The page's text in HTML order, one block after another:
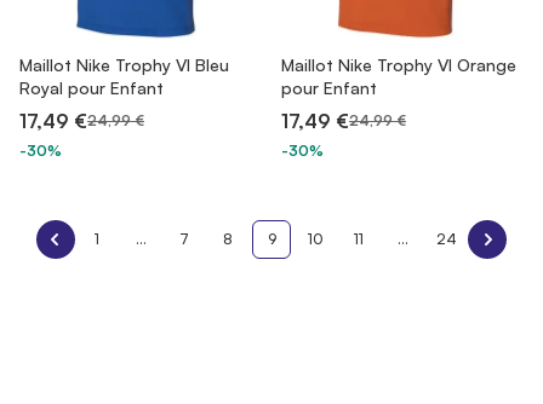
Maillot Nike Trophy VI Bleu
Royal pour Enfant
17,49 €24,99 €
-30%
Maillot Nike Trophy VI Orange
pour Enfant
17,49 €24,99 €
-30%
1 ... 7 8 9 10 11 ... 24